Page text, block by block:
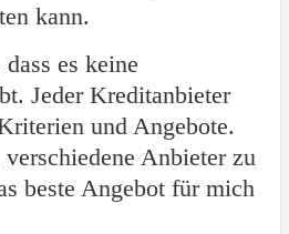
kann.
es keine
Jeder Kreditanbieter
und Angebote.
Anbieter zu
beste Angebot für mich